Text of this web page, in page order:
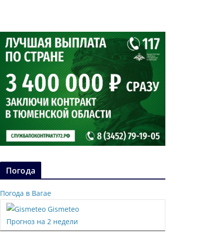
Погода
Погода в Вагае
Gismeteo
Прогноз на 2 недели